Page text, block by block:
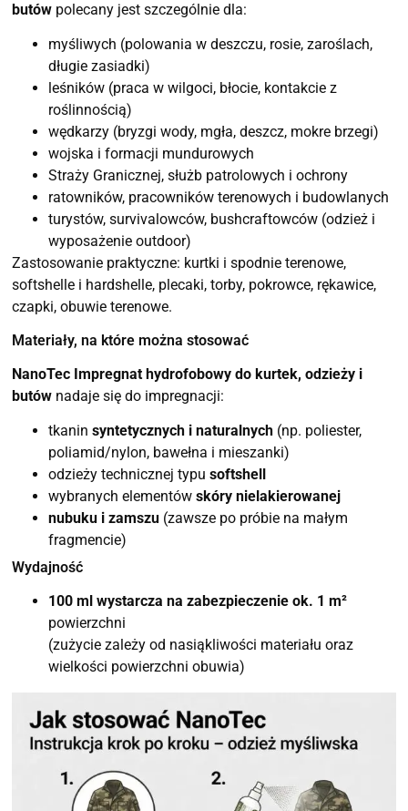
butów polecany jest szczególnie dla:
myśliwych (polowania w deszczu, rosie, zaroślach,
długie zasiadki)
leśników (praca w wilgoci, błocie, kontakcie z
roślinnością)
wędkarzy (bryzgi wody, mgła, deszcz, mokre brzegi)
wojska i formacji mundurowych
Straży Granicznej, służb patrolowych i ochrony
ratowników, pracowników terenowych i budowlanych
turystów, survivalowców, bushcraftowców (odzież i
wyposażenie outdoor)
Zastosowanie praktyczne: kurtki i spodnie terenowe,
softshelle i hardshelle, plecaki, torby, pokrowce, rękawice,
czapki, obuwie terenowe.
Materiały, na które można stosować
NanoTec Impregnat hydrofobowy do kurtek, odzieży i
butów nadaje się do impregnacji:
tkaninsyntetycznych i naturalnych (np. poliester,
poliamid/nylon, bawełna i mieszanki)
odzieży technicznej typusoftshell
wybranych elementówskóry nielakierowanej
nubuku i zamszu (zawsze po próbie na małym
fragmencie)
Wydajność
100 ml wystarcza na zabezpieczenie ok. 1 m²
powierzchni
(zużycie zależy od nasiąkliwości materiału oraz
wielkości powierzchni obuwia)